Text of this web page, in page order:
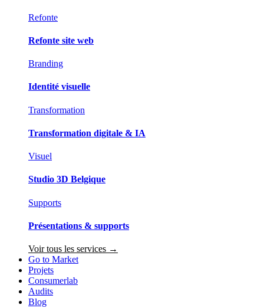
Refonte
Refonte site web
Branding
Identité visuelle
Transformation
Transformation digitale & IA
Visuel
Studio 3D Belgique
Supports
Présentations & supports
Voir tous les services →
Go to Market
Projets
Consumerlab
Audits
Blog